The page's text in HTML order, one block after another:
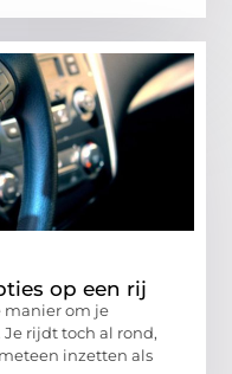
op een rij
manier om je
rijdt toch al rond,
inzetten als